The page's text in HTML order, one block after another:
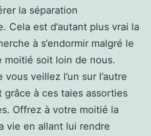
la séparation
Cela est d’autant plus vrai la
à s’endormir malgré le
moitié soit loin de nous.
vous veillez l’un sur l’autre
grâce à ces taies assorties
Offrez à votre moitié la
vie en allant lui rendre